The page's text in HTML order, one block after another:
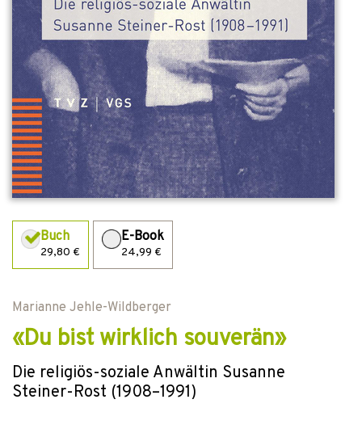
Buch
29,80 €
E-Book
24,99 €
Marianne Jehle-Wildberger
«Du bist wirklich souverän»
Die religiös-soziale Anwältin Susanne
Steiner-Rost (1908–1991)